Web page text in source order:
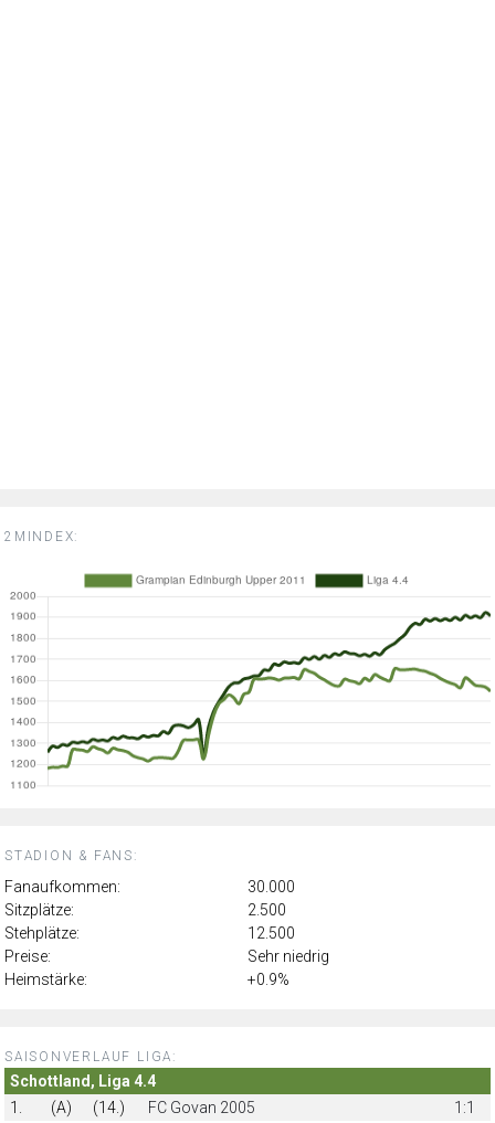
2MINDEX:
STADION & FANS:
Fanaufkommen:
30.000
Sitzplätze:
2.500
Stehplätze:
12.500
Preise:
Sehr niedrig
Heimstärke:
+0.9%
SAISONVERLAUF LIGA:
Schottland, Liga 4.4
1.
(A) (14.) FC Govan 2005
1:1